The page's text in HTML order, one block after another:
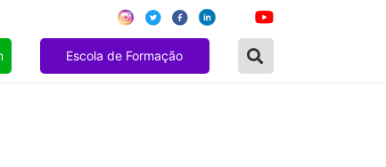
Escola de Formação